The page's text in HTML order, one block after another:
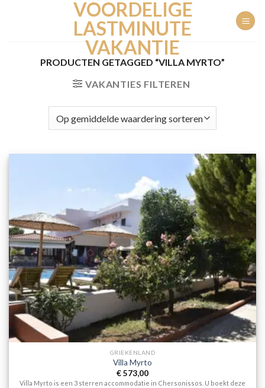
VOORDELIGE
LASTMINUTE
VAKANTIE
PRODUCTEN GETAGGED “VILLA MYRTO”
VAKANTIES FILTEREN
GRIEKENLAND
Villa Myrto
€573,00
Villa Myrto is een 3 sterren accommodatie in Chersonissos. U boekt deze